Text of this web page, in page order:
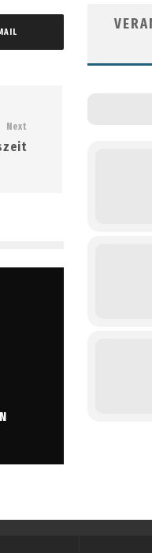
Next